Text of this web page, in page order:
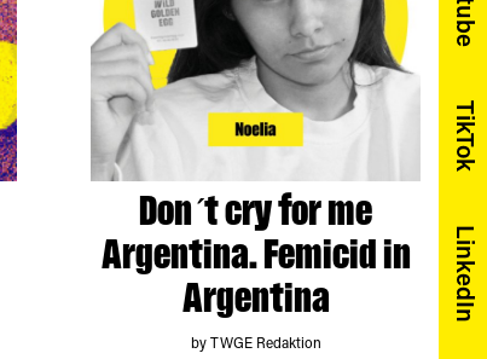
TikTok
LinkedIn
Don´t cry for me
Argentina. Femicid in
Argentina
by TWGE Redaktion